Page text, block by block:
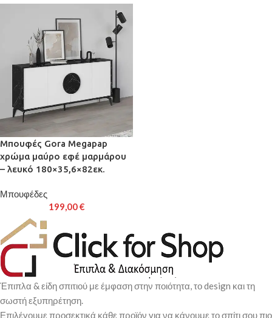
Μπουφές Gora Megapap
χρώμα μαύρο εφέ μαρμάρου
– λευκό 180×35,6×82εκ.
Μπουφέδες
199,00€
Έπιπλα & είδη σπιτιού με έμφαση στην ποιότητα, το design και τη
σωστή εξυπηρέτηση.
Επιλέγουμε προσεκτικά κάθε προϊόν για να κάνουμε το σπίτι σου πιο